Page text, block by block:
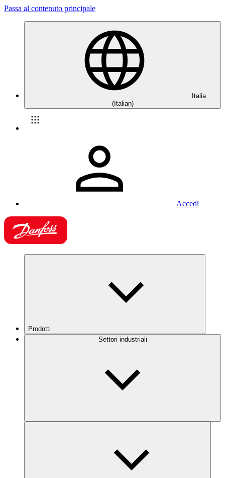
Passa al contenuto principale
Italia
(Italian)
Accedi
Prodotti
Settori industriali